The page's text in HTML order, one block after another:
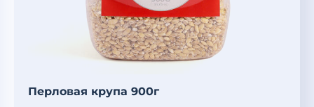
Перловая крупа 900г